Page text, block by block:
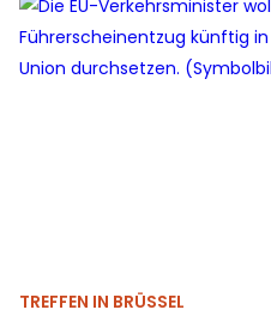
TREFFEN IN BRÜSSEL